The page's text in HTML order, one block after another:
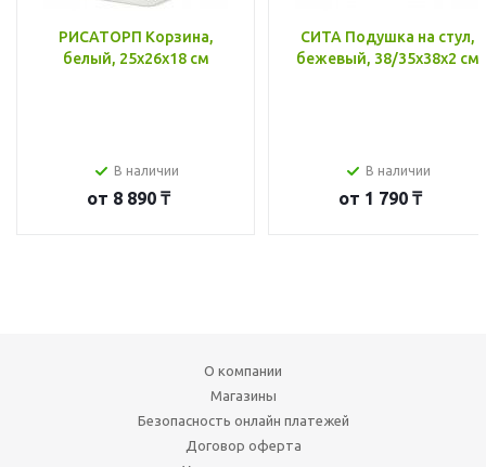
РИСАТОРП Корзина,
белый, 25x26x18 см
В наличии
от 8 890 ₸
СИТА Подушка на стул,
бежевый, 38/35x38x2 см
В наличии
от 1 790 ₸
О компании
Магазины
Безопасность онлайн платежей
Договор оферта